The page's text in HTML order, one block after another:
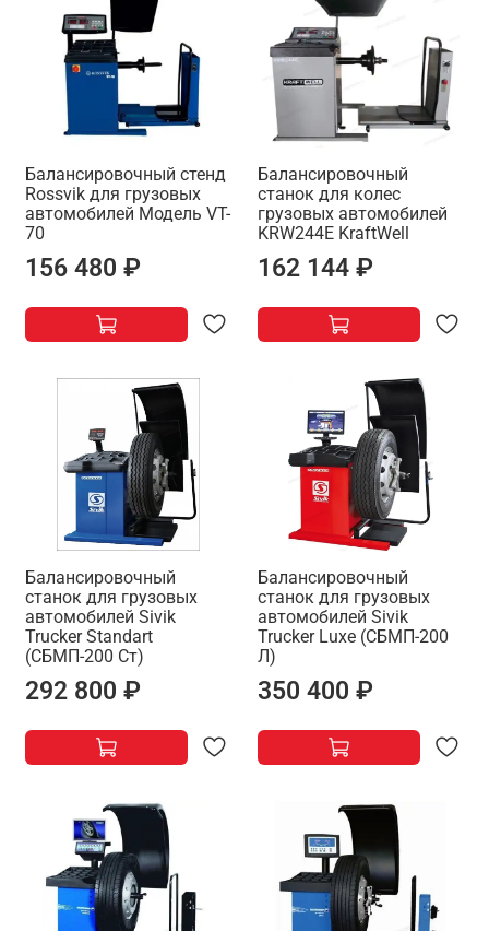
Балансировочный стенд
Rossvik для грузовых
автомобилей Модель VT-
70
156 480 ₽
Балансировочный
станок для колес
грузовых автомобилей
KRW244E KraftWell
162 144 ₽
Балансировочный
станок для грузовых
автомобилей Sivik
Trucker Standart
(СБМП-200 Ст)
292 800 ₽
Балансировочный
станок для грузовых
автомобилей Sivik
Trucker Luxe (СБМП-200
Л)
350 400 ₽